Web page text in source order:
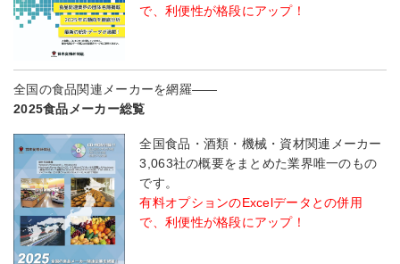
で、利便性が格段にアップ！
全国の食品関連メーカーを網羅――
2025食品メーカー総覧
全国食品・酒類・機械・資材関連メーカー
3,063社の概要をまとめた業界唯一のもの
です。
有料オプションのExcelデータとの併用
で、利便性が格段にアップ！